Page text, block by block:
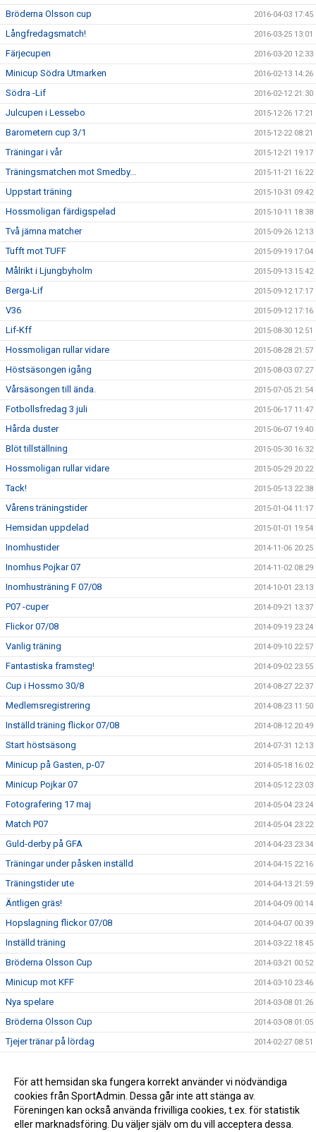
Bröderna Olsson cup 2016-04-03 17:45
Långfredagsmatch! 2016-03-25 13:01
Färjecupen 2016-03-20 12:33
Minicup Södra Utmarken 2016-02-13 14:26
Södra -Lif 2016-02-12 21:30
Julcupen i Lessebo 2015-12-26 17:21
Barometern cup 3/1 2015-12-22 08:21
Träningar i vår 2015-12-21 19:17
Träningsmatchen mot Smedby... 2015-11-21 16:22
Uppstart träning 2015-10-31 09:42
Hossmoligan färdigspelad 2015-10-11 18:38
Två jämna matcher 2015-09-26 12:13
Tufft mot TUFF 2015-09-19 17:04
Målrikt i Ljungbyholm 2015-09-13 15:42
Berga-Lif 2015-09-12 17:17
V36 2015-09-12 17:16
Lif-Kff 2015-08-30 12:51
Hossmoligan rullar vidare 2015-08-28 21:57
Höstsäsongen igång 2015-08-03 07:27
Vårsäsongen till ända. 2015-07-05 21:54
Fotbollsfredag 3 juli 2015-06-17 11:47
Hårda duster 2015-06-07 19:40
Blöt tillställning 2015-05-30 16:32
Hossmoligan rullar vidare 2015-05-29 20:22
Tack! 2015-05-13 22:38
Vårens träningstider 2015-01-04 11:17
Hemsidan uppdelad 2015-01-01 19:54
Inomhustider 2014-11-06 20:25
Inomhus Pojkar 07 2014-11-02 08:29
Inomhusträning F 07/08 2014-10-01 23:13
P07 -cuper 2014-09-21 13:37
Flickor 07/08 2014-09-19 23:24
Vanlig träning 2014-09-10 22:57
Fantastiska framsteg! 2014-09-02 23:55
Cup i Hossmo 30/8 2014-08-27 22:37
Medlemsregistrering 2014-08-23 11:50
Inställd träning flickor 07/08 2014-08-12 20:49
Start höstsäsong 2014-07-31 12:13
Minicup på Gasten, p-07 2014-05-18 16:02
Minicup Pojkar 07 2014-05-12 23:03
Fotografering 17 maj 2014-05-04 23:24
Match P07 2014-05-04 23:22
Guld-derby på GFA 2014-04-23 23:34
Träningar under påsken inställd 2014-04-15 22:16
Träningstider ute 2014-04-13 21:59
Äntligen gräs! 2014-04-09 00:14
Hopslagning flickor 07/08 2014-04-07 00:39
Inställd träning 2014-03-22 18:45
Bröderna Olsson Cup 2014-03-21 00:52
Minicup mot KFF 2014-03-10 23:46
Nya spelare 2014-03-08 01:26
Bröderna Olsson Cup 2014-03-08 01:05
Tjejer tränar på lördag 2014-02-27 08:51
Träningsmatcher 2014-02-05 21:01
Pengar till lagkassan! 2013-12-05 21:17
För att hemsidan ska fungera korrekt använder vi nödvändiga
cookies från SportAdmin. Dessa går inte att stänga av.
Föreningen kan också använda frivilliga cookies, t.ex. för statistik
eller marknadsföring. Du väljer själv om du vill acceptera dessa.